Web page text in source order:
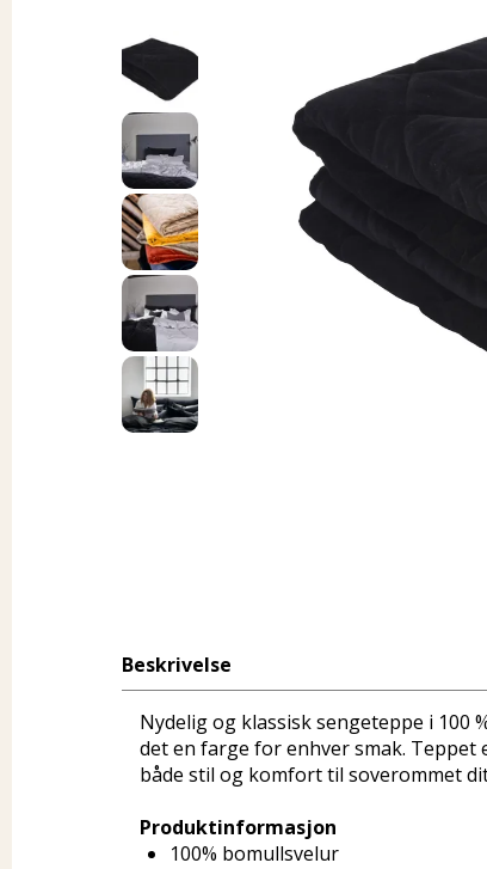
Beskrivelse
Nydelig og klassisk sengeteppe i 100
det en farge for enhver smak.
både stil og komfort til soverommet
Produktinformasjon
100% bomullsvelur